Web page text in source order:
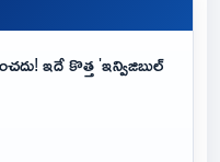
ఇదే కొత్త 'ఇన్విజిబుల్